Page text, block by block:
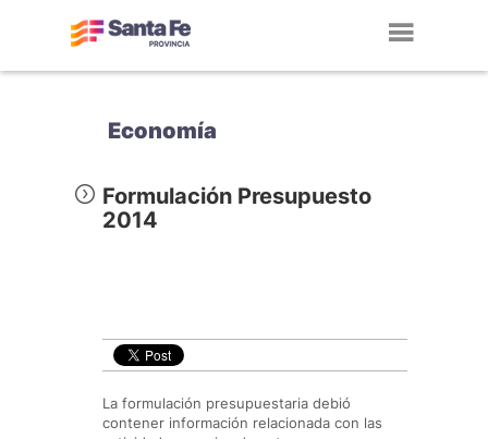
Economía
Formulación Presupuesto
2014
La formulación presupuestaria debió
contener información relacionada con las